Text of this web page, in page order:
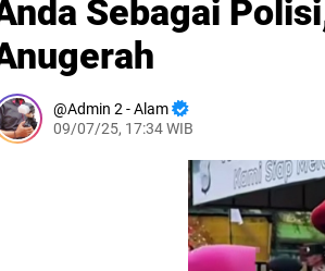
Sebagai
Admin 2 - Alam
09/07/25, 17:34 WIB